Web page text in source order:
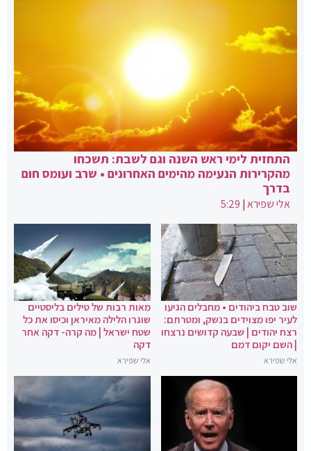
התחזית לימי ראש השנה וגם לשבת: תשכחו
מהקרירות הנעימה מהימים האחרונים • שרב ועומס חום
בדרך
אלי שפירא|
5:29
שוב טבח ביהודים • מחבלים הגיעו
לעיר יפו מצוידים בנשק, ומטרתם:
רצח יהודים | שבעה קדושים נרצחו
| השם יקום דמם
אלי שפירא
מאות רבות של טילים בליסטיים
שוגרו הלילה מאיראן וכיסו את כל
שטח ישראל | מה קרה- דקה אחר
דקה
אלי שפירא